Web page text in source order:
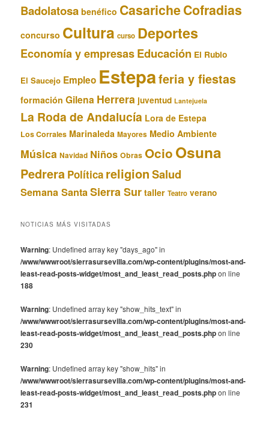
Badolatosa benéfico CasaricheCofradias
concurso Cultura curso Deportes
Economía y empresasEducación El Rubio
El Saucejo Empleo Estepaferia y fiestas
formación Gilena Herrera juventud Lantejuela
La Roda de Andalucía Lora de Estepa
Los Corrales Marinaleda Mayores Medio Ambiente
Música Navidad Niños Obras Ocio Osuna
Pedrera Política religionSalud
Semana SantaSierra Sur taller Teatro verano
NOTICIAS MÁS VISITADAS
Warning: Undefined array key "days_ago" in
/www/wwwroot/sierrasursevilla.com/wp-content/plugins/most-and-
least-read-posts-widget/most_and_least_read_posts.phpon line
188
Warning: Undefined array key "show_hits_text" in
/www/wwwroot/sierrasursevilla.com/wp-content/plugins/most-and-
least-read-posts-widget/most_and_least_read_posts.phpon line
230
Warning: Undefined array key "show_hits" in
/www/wwwroot/sierrasursevilla.com/wp-content/plugins/most-and-
least-read-posts-widget/most_and_least_read_posts.phpon line
231